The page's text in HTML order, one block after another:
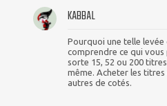
KABBAL
Pourquoi une telle levée
comprendre ce qui vous
sorte 15, 52 ou 200
même. Acheter les
autres de cotés.